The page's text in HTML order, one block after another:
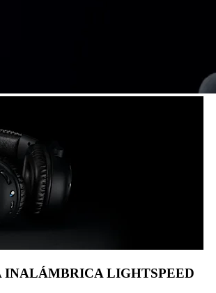
INALÁMBRICA LIGHTSPEED